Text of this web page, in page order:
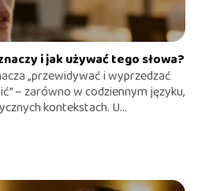
i jak używać tego słowa?
„przewidywać i wyprzedzać
– zarówno w codziennym języku,
kontekstach. U...